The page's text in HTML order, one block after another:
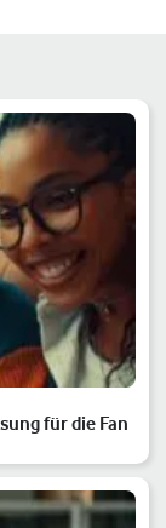
für die Fan